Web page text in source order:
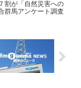
が「自然災害への
馬アンケート調査